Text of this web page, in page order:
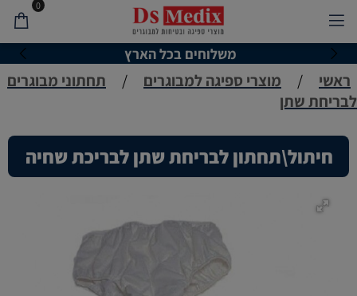
משלוחים בכל הארץ
0
ראשי / מוצרי ספיגה למבוגרים /
תחתוני מבוגרים
לבריחת שתן
חיתול\תחתון לבריחת שתן לבריכת שחיה